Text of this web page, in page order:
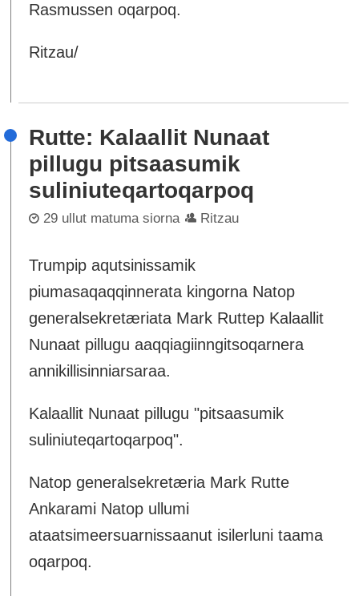
Rasmussen oqarpoq.
Ritzau/
Rutte: Kalaallit Nunaat
pillugu pitsaasumik
suliniuteqartoqarpoq
29 ullut matuma siorna Ritzau
Trumpip aqutsinissamik
piumasaqaqqinnerata kingorna Natop
generalsekretæriata Mark Ruttep Kalaallit
Nunaat pillugu aaqqiagiinngitsoqarnera
annikillisinniarsaraa.
Kalaallit Nunaat pillugu "pitsaasumik
suliniuteqartoqarpoq".
Natop generalsekretæria Mark Rutte
Ankarami Natop ullumi
ataatsimeersuarnissaanut isilerluni taama
oqarpoq.